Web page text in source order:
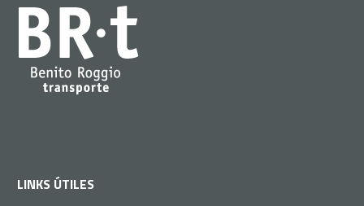
LINKS ÚTILES